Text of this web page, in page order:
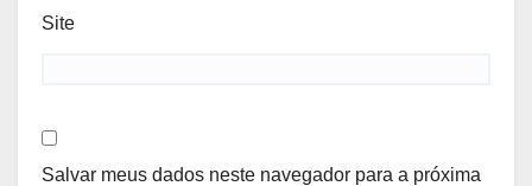
Site
Salvar meus dados neste navegador para a próxima